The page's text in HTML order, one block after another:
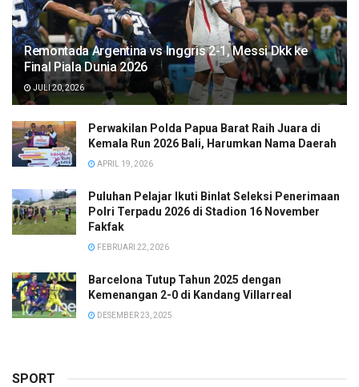
Remontada Argentina vs Inggris 2-1, Messi Dkk ke
Final Piala Dunia 2026
JULI 20, 2026
Perwakilan Polda Papua Barat Raih Juara di
Kemala Run 2026 Bali, Harumkan Nama Daerah
APRIL 19, 2026
Puluhan Pelajar Ikuti Binlat Seleksi Penerimaan
Polri Terpadu 2026 di Stadion 16 November
Fakfak
FEBRUARI 22, 2026
Barcelona Tutup Tahun 2025 dengan
Kemenangan 2-0 di Kandang Villarreal
DESEMBER 23, 2025
SPORT